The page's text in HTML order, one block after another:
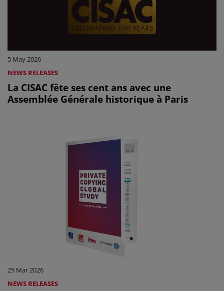
5 May 2026
NEWS RELEASES
La CISAC fête ses cent ans avec une
Assemblée Générale historique à Paris
25 Mar 2026
NEWS RELEASES